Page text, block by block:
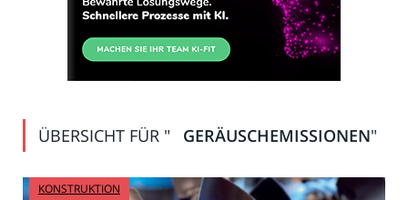
ÜBERSICHT FÜR " GERÄUSCHEMISSIONEN"
KONSTRUKTION